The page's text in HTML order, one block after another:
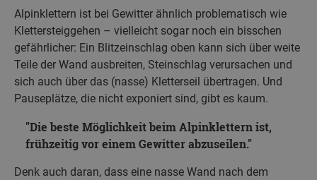
Alpinklettern ist bei Gewitter ähnlich problematisch wie
Klettersteiggehen – vielleicht sogar noch ein bisschen
gefährlicher: Ein Blitzeinschlag oben kann sich über weite
Teile der Wand ausbreiten, Steinschlag verursachen und
sich auch über das (nasse) Kletterseil übertragen. Und
Pauseplätze, die nicht exponiert sind, gibt es kaum.
Die beste Möglichkeit beim Alpinklettern ist,
frühzeitig vor einem Gewitter abzuseilen.
Denk auch daran, dass eine nasse Wand nach dem